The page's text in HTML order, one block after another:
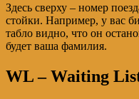
Здесь сверху – номер
стойки. Например, у вас
табло видно, что он
будет ваша фамилия.
WL – Waiting